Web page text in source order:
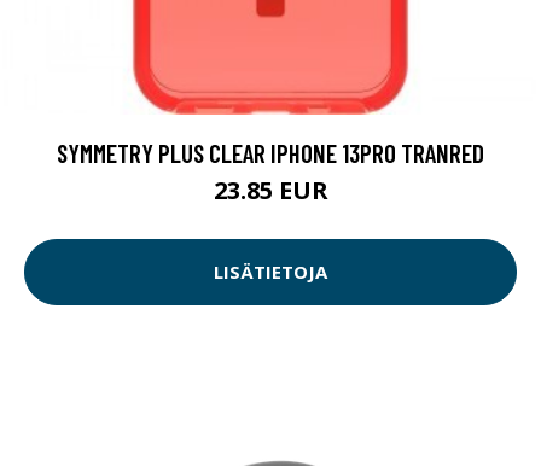
SYMMETRY PLUS CLEAR IPHONE 13PRO TRANRED
23.85 EUR
LISÄTIETOJA